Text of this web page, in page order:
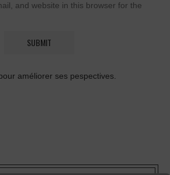
and website in this browser for the
améliorer ses pespectives.